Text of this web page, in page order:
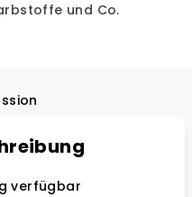
und Co.
verfügbar